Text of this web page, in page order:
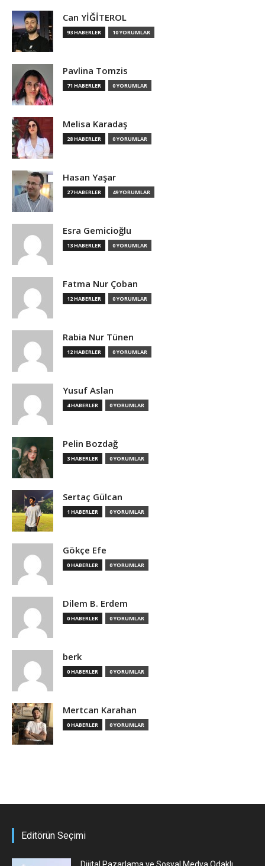
Can YİĞİTEROL
93 HABERLER 10 YORUMLAR
Pavlina Tomzis
71 HABERLER 0 YORUMLAR
Melisa Karadaş
28 HABERLER 0 YORUMLAR
Hasan Yaşar
27 HABERLER 49 YORUMLAR
Esra Gemicioğlu
13 HABERLER 0 YORUMLAR
Fatma Nur Çoban
12 HABERLER 0 YORUMLAR
Rabia Nur Tünen
12 HABERLER 0 YORUMLAR
Yusuf Aslan
4 HABERLER 0 YORUMLAR
Pelin Bozdağ
3 HABERLER 0 YORUMLAR
Sertaç Gülcan
1 HABERLER 0 YORUMLAR
Gökçe Efe
0 HABERLER 0 YORUMLAR
Dilem B. Erdem
0 HABERLER 0 YORUMLAR
berk
0 HABERLER 0 YORUMLAR
Mertcan Karahan
0 HABERLER 0 YORUMLAR
Editörün Seçimi